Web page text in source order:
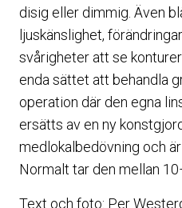
disig eller dimmig. Även
ljuskänslighet,
svårigheter att se
enda sättet att behandla
operation där den egna
ersätts av en ny
medlokalbedövning och
Normalt tar den mellan
Text och foto: Per